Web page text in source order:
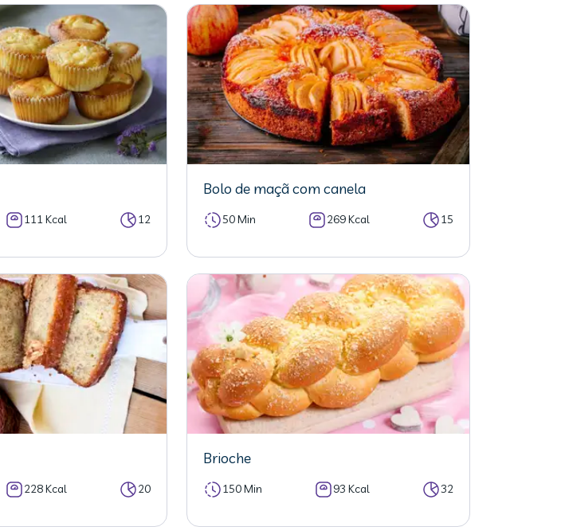
111 Kcal 12
Bolo de maçã com canela
50 Min 269 Kcal 15
228 Kcal 20
Brioche
150 Min 93 Kcal 32